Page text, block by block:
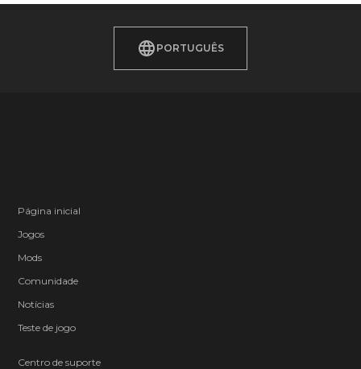
PORTUGUÊS
Página inicial
Jogos
Mods
Comunidade
Notícias
Teste de jogo
Centro de suporte